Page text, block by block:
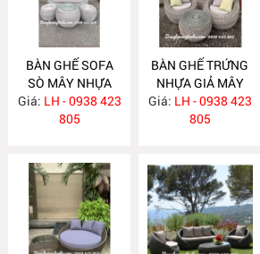
BÀN GHẾ SOFA
SÒ MÂY NHỰA
NHỎ GỌN NH243
Giá: LH - 0938 423
805
BÀN GHẾ TRỨNG
NHỰA GIẢ MÂY
NH242
Giá: LH - 0938 423
805